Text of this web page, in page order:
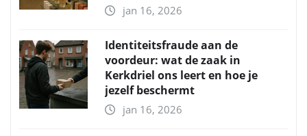
jan 16, 2026
Identiteitsfraude aan de
voordeur: wat de zaak in
Kerkdriel ons leert en hoe je
jezelf beschermt
jan 16, 2026